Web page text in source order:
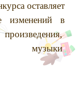
оставляет
изменений в
музыки